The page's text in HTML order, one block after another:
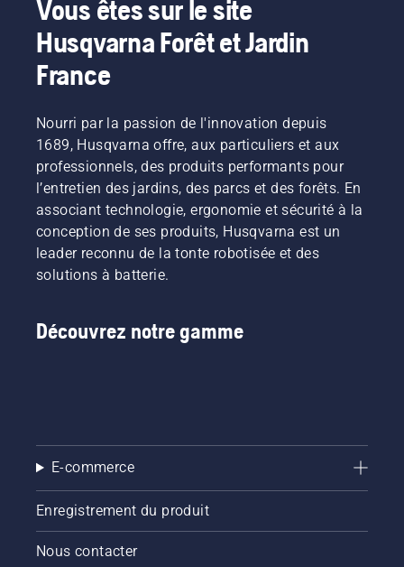
produit
pour les
machines
portatives
batterie
chez
Husqvarna.
régime,
tout en
conservant
le couple
pour
l'utilisateur
de
préserver
la durée
de vie de
la
batterie
lors de la
fine. Il
vous
coupe-
bordures
batterie
et
clients
de
partager
batterie
en les
louant
via des
cabanes
à outils
numériques
appelées
« Tools
nombreux
pays.
lors de
l'utilisation,
ce qui
travailler
plus
longtemps
produits
alimentés
par
est
considérablement
réduit.
Vous êtes sur le site
Husqvarna Forêt et Jardin
France
Nourri par la passion de l'innovation depuis
1689, Husqvarna offre, aux particuliers et aux
professionnels, des produits performants pour
l’entretien des jardins, des parcs et des forêts. En
associant technologie, ergonomie et sécurité à la
conception de ses produits, Husqvarna est un
leader reconnu de la tonte robotisée et des
solutions à batterie.
Découvrez notre gamme
E-commerce
Enregistrement du produit
Nous contacter